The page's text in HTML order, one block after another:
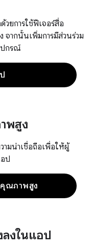
ยการใช้ฟีเจอร์สื่อ
จากนั้นเพิ่มการมีส่วนร่วม
ปกรณ์
พสูง
มน่าเชื่อถือเพื่อให้ผู้
ป
ณภาพสูง
ลงในแอป